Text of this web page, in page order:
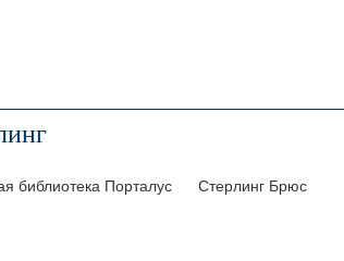
библиотека Порталус Стерлинг Брюс